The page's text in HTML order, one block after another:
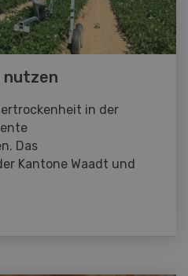
nutzen
in der
Das
Kantone Waadt und